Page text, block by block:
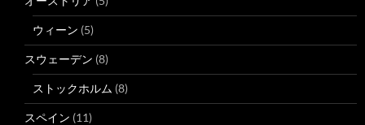
ウィーン (5)
スウェーデン (8)
ストックホルム (8)
スペイン (11)